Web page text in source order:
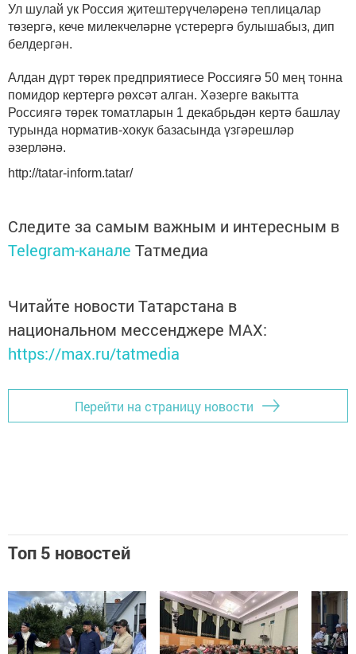
Ул шулай ук Россия җитештерүчеләренә теплицалар
төзергә, кече милекчеләрне үстерергә булышабыз, дип
белдергән.
Алдан дүрт төрек предприятиесе Россиягә 50 мең тонна
помидор кертергә рөхсәт алган. Хәзерге вакытта
Россиягә төрек томатларын 1 декабрьдән кертә башлау
турында норматив-хокук базасында үзгәрешләр
әзерләнә.
http://tatar-inform.tatar/
Следите за самым важным и интересным в
Telegram-канале Татмедиа
Читайте новости Татарстана в
национальном мессенджере MАХ:
https://max.ru/tatmedia
Перейти на страницу новости
Топ 5 новостей